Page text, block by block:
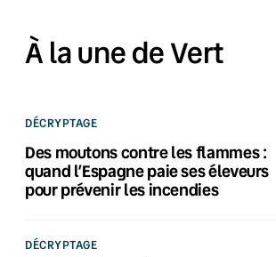
À la une de Vert
DÉCRYPTAGE
Des moutons contre les flammes :
quand l’Espagne paie ses éleveurs
pour prévenir les incendies
DÉCRYPTAGE